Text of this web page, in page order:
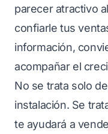
parecer atractivo
confiarle tus
información,
acompañar el
No se trata solo
instalación. Se
te ayudará a